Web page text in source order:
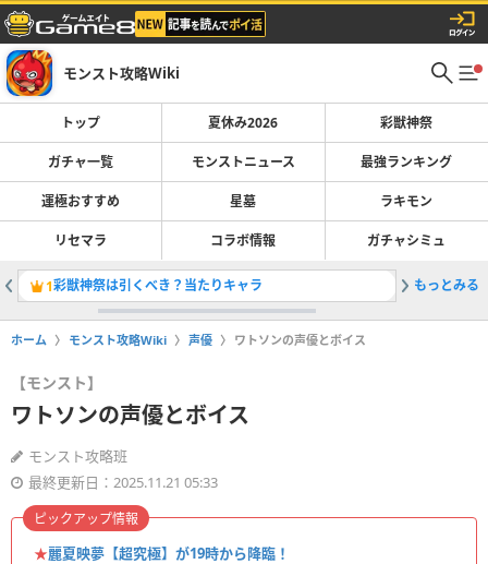
モンスト攻略Wiki
トップ 夏休み2026 彩獣神祭
ガチャ一覧 モンストニュース 最強ランキング
運極おすすめ 星墓 ラキモン
リセマラ コラボ情報 ガチャシミュ
1彩獣神祭は引くべき？当たりキャラ 2最強キ
もっとみる
ホーム モンスト攻略Wiki 声優 ワトソンの声優とボイス
【モンスト】
ワトソンの声優とボイス
モンスト攻略班
最終更新日：2025.11.21 05:33
★麗夏映夢【超究極】が19時から降臨！
ピックアップ情報